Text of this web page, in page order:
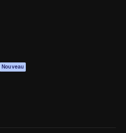
Nouveau